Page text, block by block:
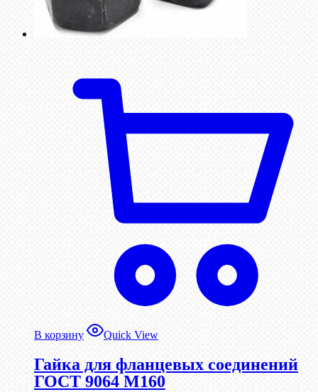
В корзину Quick View
Гайка для фланцевых соединений
ГОСТ 9064 М160